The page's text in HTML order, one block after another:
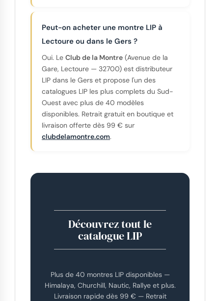
Peut-on acheter une montre LIP à
Lectoure ou dans le Gers ?
Oui. Le Club de la Montre (Avenue de la
Gare, Lectoure — 32700) est distributeur
LIP dans le Gers et propose l'un des
catalogues LIP les plus complets du Sud-
Ouest avec plus de 40 modèles
disponibles. Retrait gratuit en boutique et
livraison offerte dès 99 € sur
clubdelamontre.com.
Découvrez tout le
catalogue LIP
Plus de 40 montres LIP disponibles —
Himalaya, Churchill, Nautic, Rallye et plus.
Livraison rapide dès 99 € — Retrait